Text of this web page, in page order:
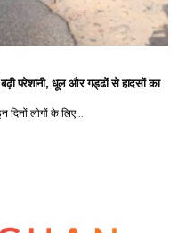
बढ़ी परेशानी, धूल और गड्ढों से हादसों का
दिनों लोगों के लिए...